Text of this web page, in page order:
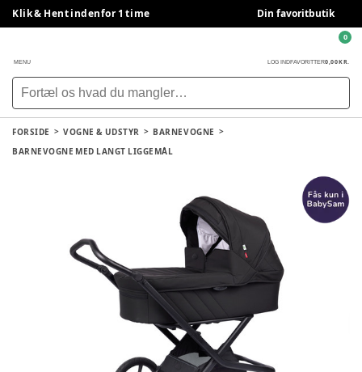
Klik & Hent indenfor 1 time Din favoritbutik
MENU LOG INDFAVORITTER0,00 KR.
0
FORSIDE VOGNE & UDSTYR
BARNEVOGNE
BARNEVOGNE MED LANGT LIGGEMÅL